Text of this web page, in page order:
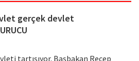
gerçek devlet
tartışıyor. Başbakan Recep